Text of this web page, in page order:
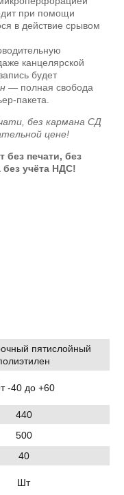
при помощи
в действие срывом
канцелярской
будет
— полная свобода
пакета.
без кармана СД
цене!
без печати, без
учёта НДС!
пятислойный
-40 до +60
440
500
40
Шт